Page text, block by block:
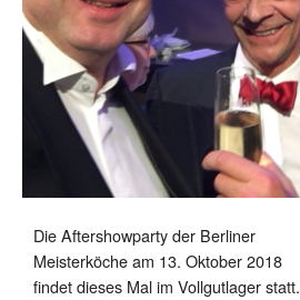
Die Aftershowparty der Berliner
Meisterköche am 13. Oktober 2018
findet dieses Mal im Vollgutlager statt.